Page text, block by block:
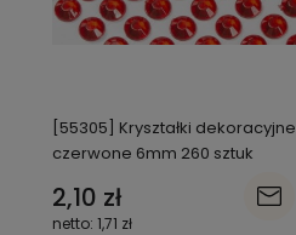
[55305] Kryształki dekoracyjne
czerwone 6mm 260 sztuk
2,10 zł
1,71 zł